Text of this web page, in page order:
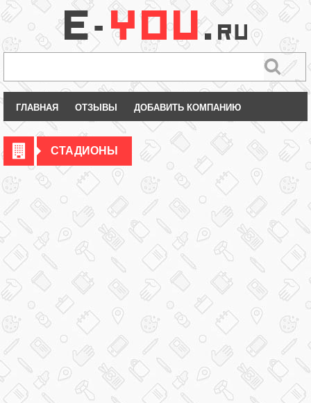
ГЛАВНАЯ ОТЗЫВЫ ДОБАВИТЬ КОМПАНИЮ
СТАДИОНЫ